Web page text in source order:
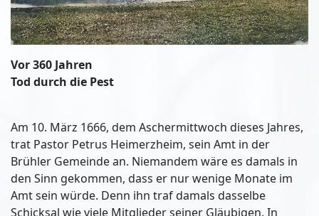
Vor 360 Jahren
Tod durch die Pest
Am 10. März 1666, dem Aschermittwoch dieses Jahres,
trat Pastor Petrus Heimerzheim, sein Amt in der
Brühler Gemeinde an. Niemandem wäre es damals in
den Sinn gekommen, dass er nur wenige Monate im
Amt sein würde. Denn ihn traf damals dasselbe
Schicksal wie viele Mitglieder seiner Gläubigen. In